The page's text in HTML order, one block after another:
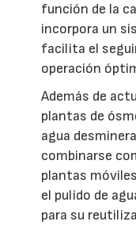
función de la
incorpora un
facilita el
operación
Además de
plantas de
agua
combinarse
plantas
el pulido de
para su